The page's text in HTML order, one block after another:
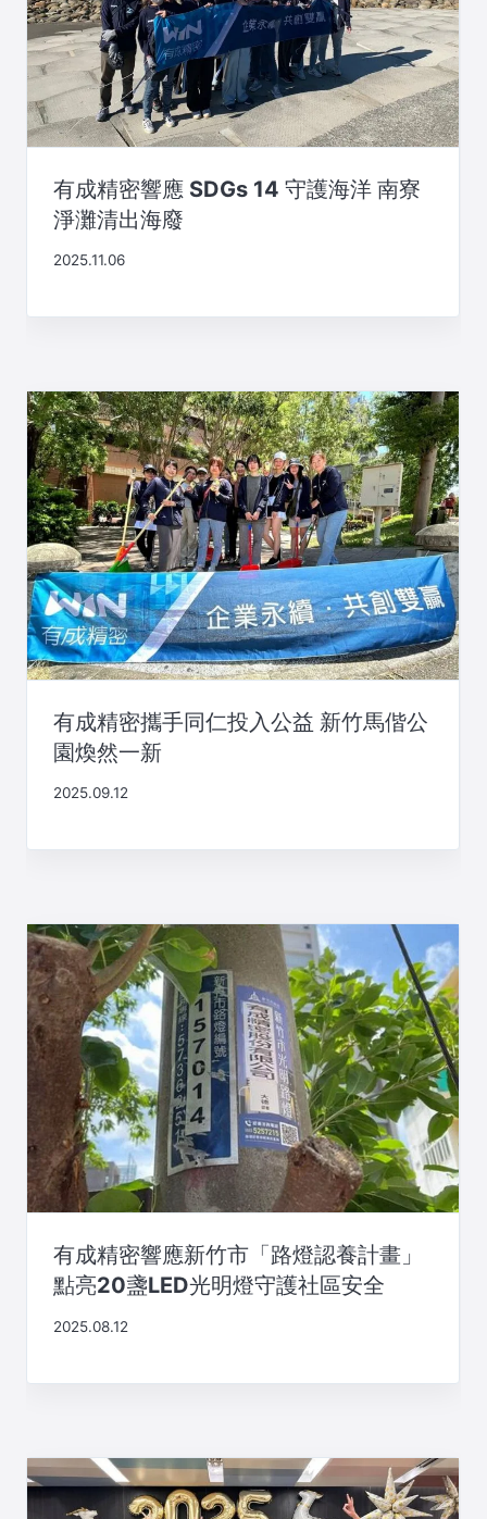
有成精密響應 SDGs 14 守護海洋 南寮
淨灘清出海廢
2025.11.06
有成精密攜手同仁投入公益 新竹馬偕公
園煥然一新
2025.09.12
有成精密響應新竹市「路燈認養計畫」
點亮20盞LED光明燈守護社區安全
2025.08.12